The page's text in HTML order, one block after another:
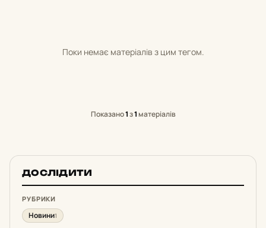
Поки немає матеріалів з цим тегом.
Показано1з1матеріалів
ДОСЛІДИТИ
РУБРИКИ
Новини1